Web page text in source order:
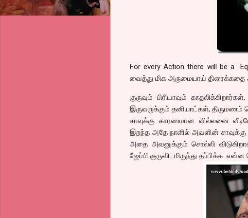
For every Action there will be a
வைத்து மிக அருமையாய் திரைக்கதை
குருவும் பிரியாவும்
இருவருக்கும் தனியாட்கள், திருமணம்
சாவுக்கு காரணமான வில்லனை
இறந்த அதே நாளில் அவளின்
அதை அவனுக்கும் சொல்லி
ஜேப்பி குருவிடமிருந்து தப்பிக்க